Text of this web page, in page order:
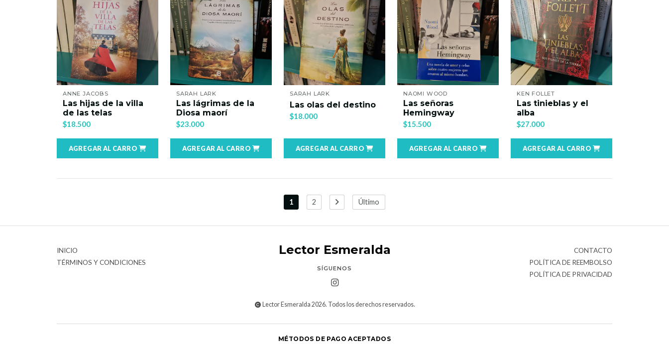
ANNE JACOBS
Las hijas de la villa
de las telas
$18.500
AGREGAR AL CARRO
SARAH LARK
Las lágrimas de la
Diosa maorí
$23.000
AGREGAR AL CARRO
SARAH LARK
Las olas del destino
$18.000
AGREGAR AL CARRO
NAOMI WOOD
Las señoras
Hemingway
$15.500
AGREGAR AL CARRO
KEN FOLLET
Las tinieblas y el
alba
$27.000
AGREGAR AL CARRO
1 2 Último
Lector Esmeralda
SÍGUENOS
Lector Esmeralda 2026. Todos los derechos reservados.
INICIO
TÉRMINOS Y CONDICIONES
CONTACTO
POLÍTICA DE REEMBOLSO
POLÍTICA DE PRIVACIDAD
MÉTODOS DE PAGO ACEPTADOS